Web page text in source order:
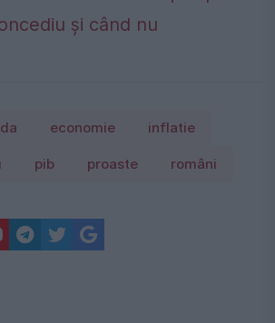
și când nu
economie inflatie
pib proaste români